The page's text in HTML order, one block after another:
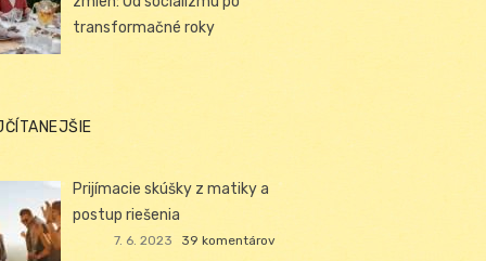
transformačné roky
Prijímacie skúšky z matiky a
postup riešenia
7. 6. 2023 39 komentárov